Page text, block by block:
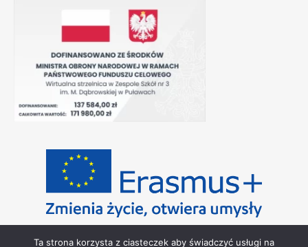
Ta strona korzysta z ciasteczek aby świadczyć usługi na